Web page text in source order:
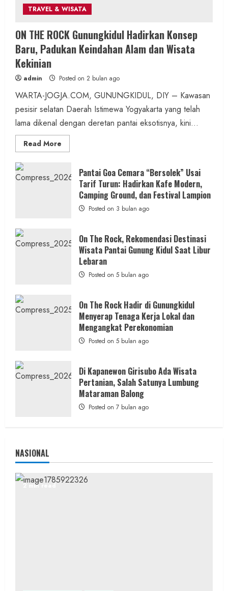
Berita KUA Sewon Bantul DIY
KUA Sewon Perkuat Ketahanan Keluarga
Lewat Program KAPAN NIKAH
admin Posted on 10 jam ago
Lurah Semugih Lantik Dua Dukuh Baru,
Dorong Pelayanan Masyarakat yang Lebih
Korsleting Bakar Kantor At-Tiin Nabila
Posted on 2 hari ago
TRAVEL & WISATA
ON THE ROCK Gunungkidul Hadirkan Konsep
Baru, Padukan Keindahan Alam dan Wisata
Kekinian
admin Posted on 2 bulan ago
WARTA-JOGJA.COM, GUNUNGKIDUL, DIY – Kawasan
pesisir selatan Daerah Istimewa Yogyakarta yang telah
lama dikenal dengan deretan pantai eksotisnya, kini...
Read More
more
THE
ROCK
Gunungkidul
Hadirkan
Konsep
Baru,
Padukan
Wisata
Kekinian
Pantai Goa Cemara “Bersolek” Usai
Tarif Turun: Hadirkan Kafe Modern,
Camping Ground, dan Festival Lampion
Posted on 3 bulan ago
On The Rock, Rekomendasi Destinasi
Wisata Pantai Gunung Kidul Saat Libur
Lebaran
Posted on 5 bulan ago
On The Rock Hadir di Gunungkidul
Menyerap Tenaga Kerja Lokal dan
Mengangkat Perekonomian
Posted on 5 bulan ago
Di Kapanewon Girisubo Ada Wisata
Pertanian, Salah Satunya Lumbung
Mataraman Balong
Posted on 7 bulan ago
NASIONAL
2 min read